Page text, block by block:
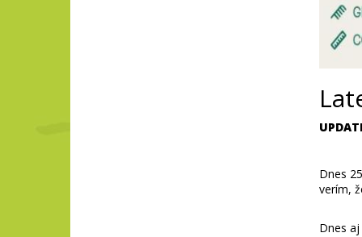
Dnes
verím,
Dnes aj